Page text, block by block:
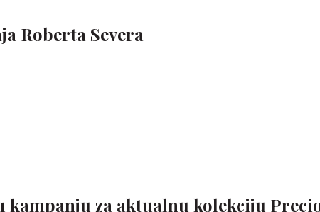
Roberta Severa
za aktualnu kolekciju